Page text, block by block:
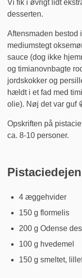
Vi fik i øvrigt lidt
desserten.
Aftensmaden bestod
mediumstegt
sauce (dog ikke
og timianovnbagte
jordskokker og
hældt i et fad med
olie). Nøj det var guf
Opskriften på
ca. 8-10 personer.
Pistaciedejen
4 æggehvider
150 g flormelis
200 g Odense
100 g hvedemel
150 g smeltet,